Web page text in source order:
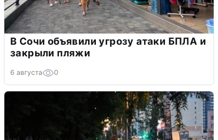
В Сочи объявили угрозу атаки БПЛА и
закрыли пляжи
6 августа 0